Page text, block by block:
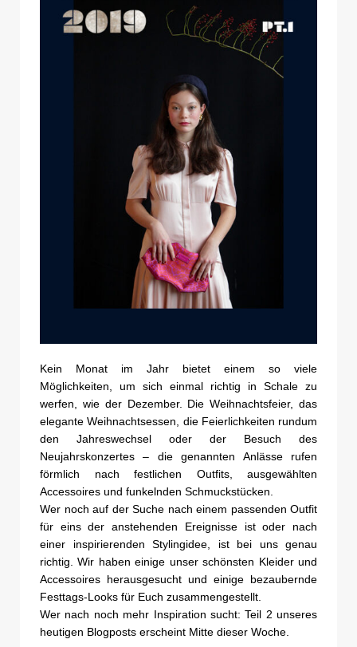
Kein Monat im Jahr bietet einem so viele
Möglichkeiten, um sich einmal richtig in Schale zu
werfen, wie der Dezember. Die Weihnachtsfeier, das
elegante Weihnachtsessen, die Feierlichkeiten rundum
den Jahreswechsel oder der Besuch des
Neujahrskonzertes – die genannten Anlässe rufen
förmlich nach festlichen Outfits, ausgewählten
Accessoires und funkelnden Schmuckstücken.
Wer noch auf der Suche nach einem passenden Outfit
für eins der anstehenden Ereignisse ist oder nach
einer inspirierenden Stylingidee, ist bei uns genau
richtig. Wir haben einige unser schönsten Kleider und
Accessoires herausgesucht und einige bezaubernde
Festtags-Looks für Euch zusammengestellt.
Wer nach noch mehr Inspiration sucht: Teil 2 unseres
heutigen Blogposts erscheint Mitte dieser Woche.